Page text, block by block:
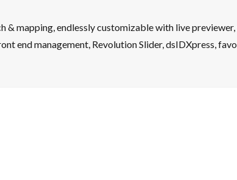
& mapping, endlessly customizable with live
end management, Revolution Slider, dsIDXpress,